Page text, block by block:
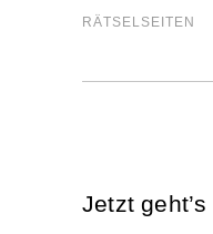
RÄT­SEL­SEI­TEN
Jetzt geht’s